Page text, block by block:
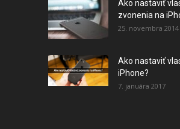
Ako nastaviť
zvonenia na
25. novembra 2014
Ako nastaviť
iPhone?
7. januára 2017